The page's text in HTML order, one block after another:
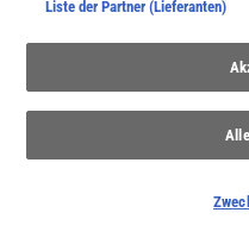
Sie können unsere Newsletter
mit Ihren personenbezogenen
Liste der Partner (Lieferanten)